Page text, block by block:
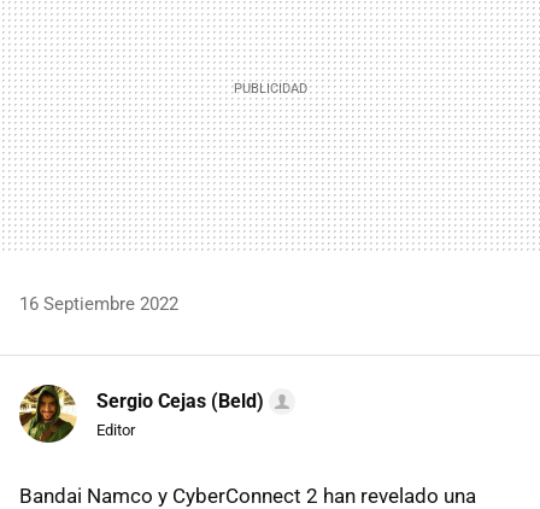
16 Septiembre 2022
Sergio Cejas (Beld)
Editor
Bandai Namco y CyberConnect 2 han revelado una